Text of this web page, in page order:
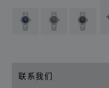
联系我们